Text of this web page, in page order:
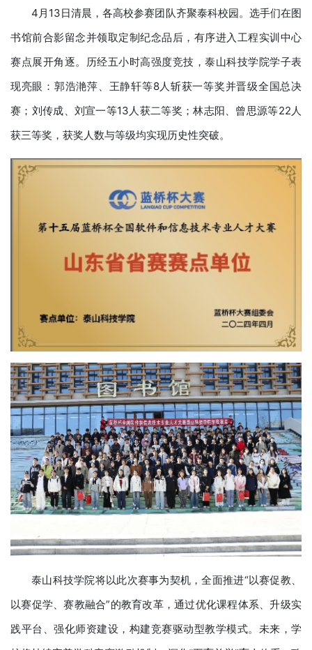
4月13日清晨，各高校参赛团队齐聚泰科校园。选手们在图
书馆前合影留念并领取定制纪念品后，有序进入工程实训中心
赛点展开角逐。历经五小时高强度竞技，泰山科技学院学子表
现亮眼：郭浩滟萍、王静轩等8人斩获一等奖并晋级全国总决
赛；刘传成、刘宣一等13人获二等奖；林志阳、曾思源等22人
获三等奖，获奖人数与等级均实现历史性突破。
泰山科技学院将以此次赛事为契机，全面推进“以赛促教、
以赛促学、赛教融合”的教育改革，通过优化课程体系、升级实
践平台、强化师资建设，构建竞赛驱动型教学模式。未来，学